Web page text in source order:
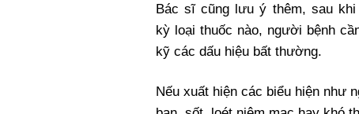
Bác sĩ cũng lưu ý thêm, sau khi
kỳ loại thuốc nào, người bệnh
kỹ các dấu hiệu bất thường.
Nếu xuất hiện các biểu hiện như